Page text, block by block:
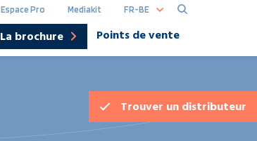
Trouver undistributeur
Espace Pro Mediakit FR-BE
La brochure Points de vente